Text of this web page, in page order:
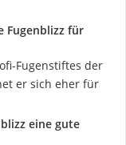
Fugenblizz für
Fugenstiftes der
er sich eher für
eine gute